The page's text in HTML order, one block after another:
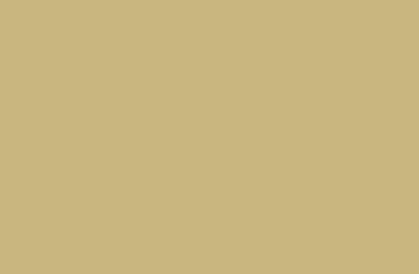
für Sie?
uns zu kontaktieren. Dann